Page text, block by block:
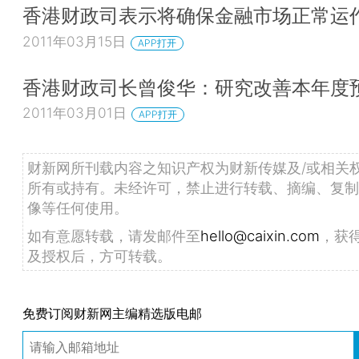
香港财政司表示将确保金融市场正常运
2011年03月15日 APP打开
香港财政司长曾俊华：研究改善本年度
2011年03月01日 APP打开
财新网所刊载内容之知识产权为财新传媒及/或相关
所有或持有。未经许可，禁止进行转载、摘编、复
像等任何使用。
如有意愿转载，请发邮件至hello@caixin.com ，获
及授权后，方可转载。
免费订阅财新网主编精选版电邮